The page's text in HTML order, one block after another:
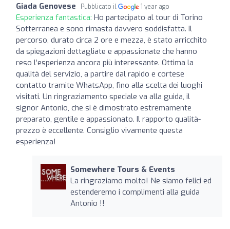
Giada Genovese Pubblicato il 1 year ago
Esperienza fantastica: Ho partecipato al tour di Torino
Sotterranea e sono rimasta davvero soddisfatta. Il
percorso, durato circa 2 ore e mezza, è stato arricchito
da spiegazioni dettagliate e appassionate che hanno
reso l’esperienza ancora più interessante. Ottima la
qualità del servizio, a partire dal rapido e cortese
contatto tramite WhatsApp, fino alla scelta dei luoghi
visitati. Un ringraziamento speciale va alla guida, il
signor Antonio, che si è dimostrato estremamente
preparato, gentile e appassionato. Il rapporto qualità-
prezzo è eccellente. Consiglio vivamente questa
esperienza!
Somewhere Tours & Events
La ringraziamo molto! Ne siamo felici ed
estenderemo i complimenti alla guida
Antonio !!